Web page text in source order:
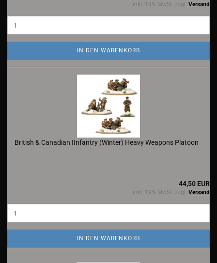
inkl. 19% MwSt. zzgl. Versand
IN DEN WARENKORB
British & Canadian IInfantry (Winter) Heavy Weapons Platoon
44,50 EUR
inkl. 19% MwSt. zzgl. Versand
IN DEN WARENKORB